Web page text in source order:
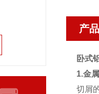
产
卧式
1.金
切屑